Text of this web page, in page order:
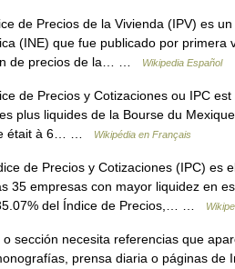
de Precios de la Vivienda (IPV) es
(INE) que fue publicado por primera
de precios de la… …
Wikipedia Español
de Precios y Cotizaciones ou IPC
plus liquides de la Bourse du
était à 6… …
Wikipédia en Français
de Precios y Cotizaciones (IPC) es
35 empresas con mayor liquidez en
del Índice de Precios,… …
sección necesita referencias que
prensa diaria o páginas de